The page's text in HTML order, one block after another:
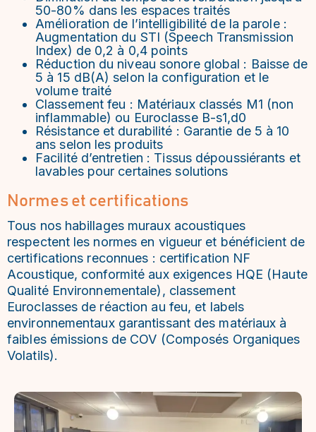
50-80% dans les espaces traités
Amélioration de l’intelligibilité de la parole :
Augmentation du STI (Speech Transmission
Index) de 0,2 à 0,4 points
Réduction du niveau sonore global : Baisse de
5 à 15 dB(A) selon la configuration et le
volume traité
Classement feu : Matériaux classés M1 (non
inflammable) ou Euroclasse B-s1,d0
Résistance et durabilité : Garantie de 5 à 10
ans selon les produits
Facilité d’entretien : Tissus dépoussiérants et
lavables pour certaines solutions
Normes et certifications
Tous nos habillages muraux acoustiques
respectent les normes en vigueur et bénéficient de
certifications reconnues : certification NF
Acoustique, conformité aux exigences HQE (Haute
Qualité Environnementale), classement
Euroclasses de réaction au feu, et labels
environnementaux garantissant des matériaux à
faibles émissions de COV (Composés Organiques
Volatils).